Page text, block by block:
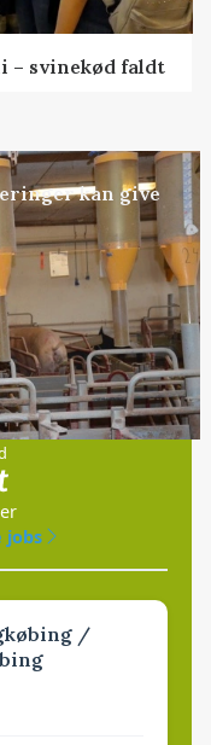
– svinekød faldt
kan give
jobs
/